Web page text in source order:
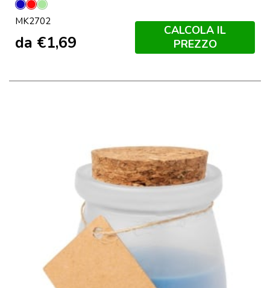
BluRossoVerde
Claro
MK2702
da €1,69
CALCOLA IL
PREZZO